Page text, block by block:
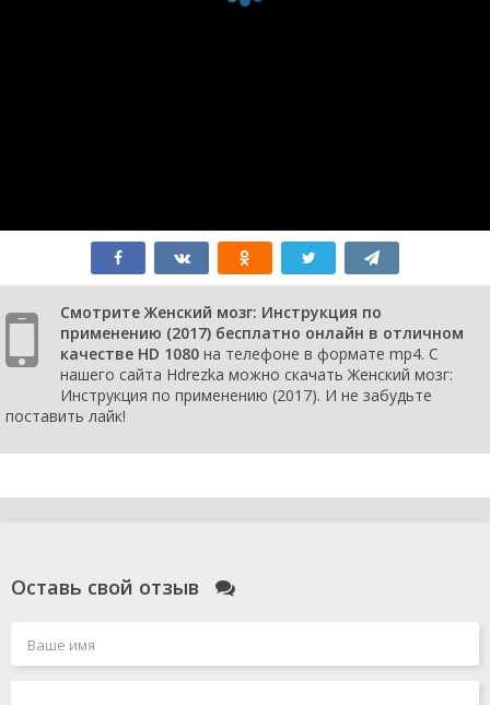
Смотрите Женский мозг: Инструкция по
применению (2017) бесплатно онлайн в отличном
качестве HD 1080 на телефоне в формате mp4. С
нашего сайта Hdrezka можно скачать Женский мозг:
Инструкция по применению (2017). И не забудьте
поставить лайк!
Оставь свой отзыв